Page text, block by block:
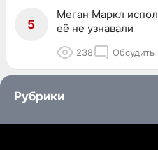
5
Меган Маркл
её не узнавали
238 Обсудить
Рубрики